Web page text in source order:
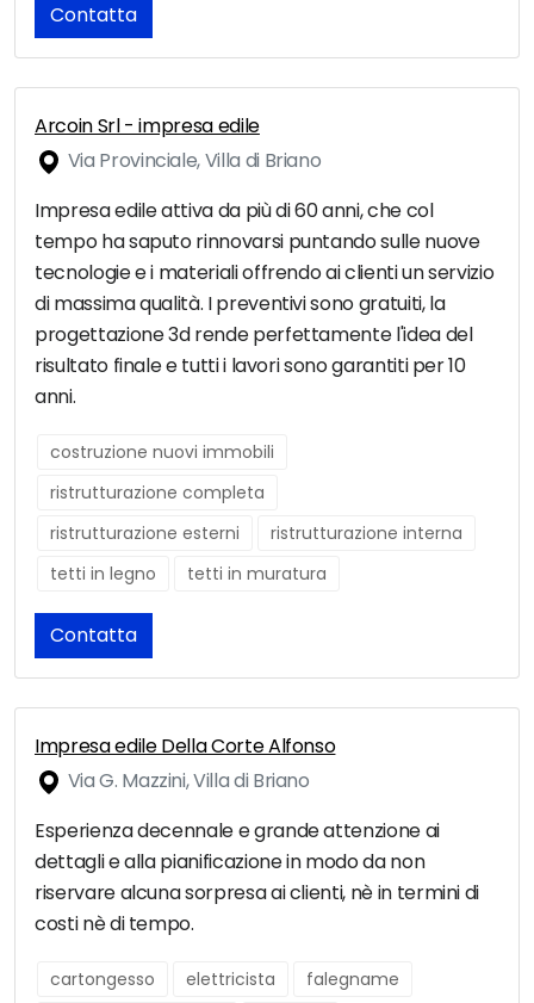
Contatta
Arcoin Srl - impresa edile
Via Provinciale, Villa di Briano
Impresa edile attiva da più di 60 anni, che col
tempo ha saputo rinnovarsi puntando sulle nuove
tecnologie e i materiali offrendo ai clienti un servizio
di massima qualità. I preventivi sono gratuiti, la
progettazione 3d rende perfettamente l'idea del
risultato finale e tutti i lavori sono garantiti per 10
anni.
costruzione nuovi immobili
ristrutturazione completa
ristrutturazione esterni
ristrutturazione interna
tetti in legno
tetti in muratura
Contatta
Impresa edile Della Corte Alfonso
Via G. Mazzini, Villa di Briano
Esperienza decennale e grande attenzione ai
dettagli e alla pianificazione in modo da non
riservare alcuna sorpresa ai clienti, nè in termini di
costi nè di tempo.
cartongesso elettricista falegname